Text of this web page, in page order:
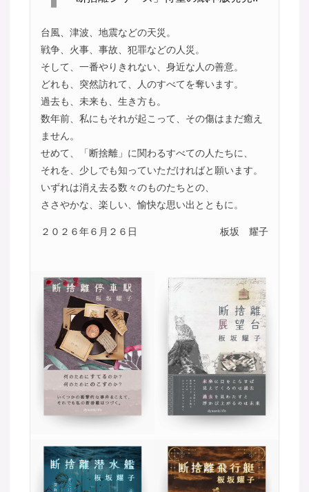
台風、津波、地震などの天災。
戦争、火事、事故、犯罪などの人災。
そして、一番やりきれない、身近な人の善意。
どれも、突然訪れて、人のすべてを奪います。
過去も、未来も、生き方も。
数年前、私にもそれが起こって、その傷はまだ癒え
ません。
せめて、「断捨離」に関わるすべての人たちに、
それを、少しでも知っていただければと願います。
いずれは消え去る数々のものたちとの、
ささやかな、楽しい、愉快な思い出とともに。
２０２６年６月２６日 板坂 耀子